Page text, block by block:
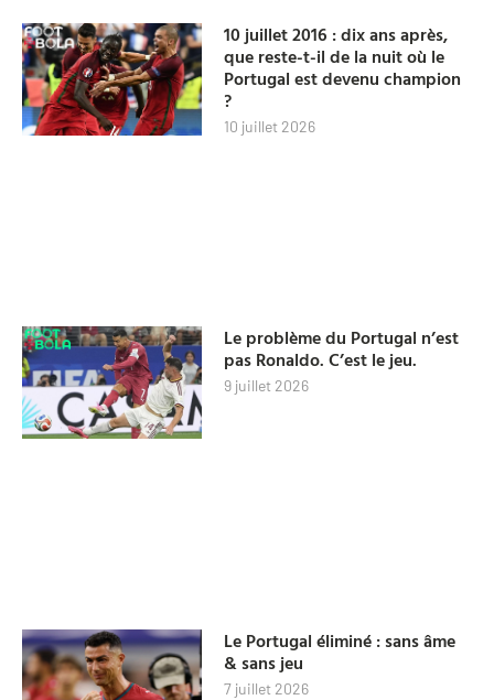
10 juillet 2016 : dix ans après,
que reste-t-il de la nuit où le
Portugal est devenu champion
?
10 juillet 2026
Le problème du Portugal n’est
pas Ronaldo. C’est le jeu.
9 juillet 2026
Le Portugal éliminé : sans âme
& sans jeu
7 juillet 2026